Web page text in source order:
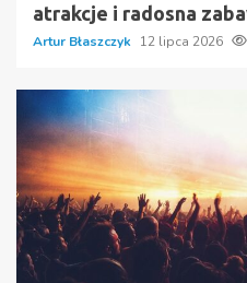
atrakcje i radosna
Artur Błaszczyk 12 lipca 2026